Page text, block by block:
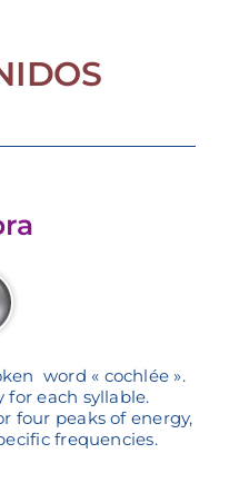
word « cochlée ».
each syllable.
four peaks of energy,
frequencies.